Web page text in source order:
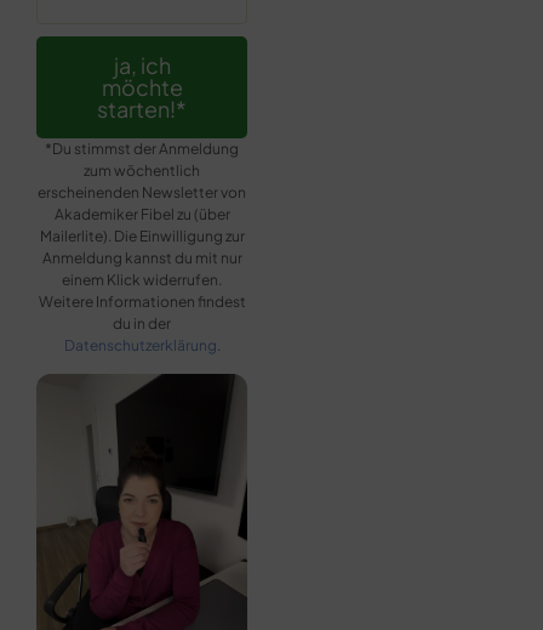
ja, ich
möchte
starten!*
*Du stimmst der Anmeldung
zum wöchentlich
erscheinenden Newsletter von
Akademiker Fibel zu (über
Mailerlite). Die Einwilligung zur
Anmeldung kannst du mit nur
einem Klick widerrufen.
Weitere Informationen findest
du in der
Datenschutzerklärung